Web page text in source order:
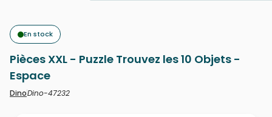
En stock
Pièces XXL - Puzzle Trouvez les 10 Objets -
Espace
DinoDino-47232